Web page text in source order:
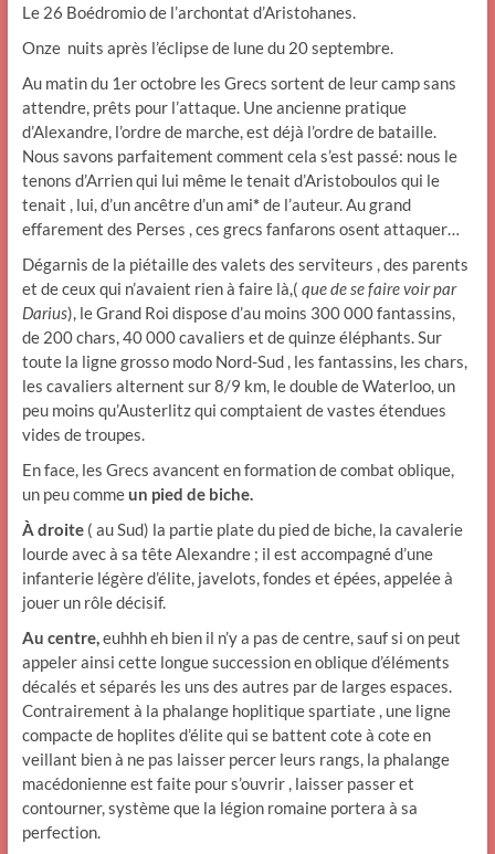
Le 26 Boédromio de l’archontat d’Aristohanes.
Onze nuits après l’éclipse de lune du 20 septembre.
Au matin du 1er octobre les Grecs sortent de leur camp sans
attendre, prêts pour l’attaque. Une ancienne pratique
d’Alexandre, l’ordre de marche, est déjà l’ordre de bataille.
Nous savons parfaitement comment cela s’est passé: nous le
tenons d’Arrien qui lui même le tenait d’Aristoboulos qui le
tenait , lui, d’un ancêtre d’un ami*de l’auteur. Au grand
effarement des Perses , ces grecs fanfarons osent attaquer…
Dégarnis de la piétaille des valets des serviteurs , des parents
et de ceux qui n’avaient rien à faire là,( que de se faire voir par
Darius), le Grand Roi dispose d’au moins 300 000 fantassins,
de 200 chars, 40 000 cavaliers et de quinze éléphants. Sur
toute la ligne grosso modo Nord-Sud , les fantassins, les chars,
les cavaliers alternent sur 8/9 km, le double de Waterloo, un
peu moins qu’Austerlitz qui comptaient de vastes étendues
vides de troupes.
En face, les Grecs avancent en formation de combat oblique,
un peu commeun pied de biche.
À droite ( au Sud) la partie plate du pied de biche, la cavalerie
lourde avec à sa tête Alexandre ; il est accompagné d’une
infanterie légère d’élite, javelots, fondes et épées, appelée à
jouer un rôle décisif.
Au centre,euhhh eh bien il n’y a pas de centre, sauf si on peut
appeler ainsi cette longue succession en oblique d’éléments
décalés et séparés les uns des autres par de larges espaces.
Contrairement à la phalange hoplitique spartiate , une ligne
compacte de hoplites d’élite qui se battent cote à cote en
veillant bien à ne pas laisser percer leurs rangs, la phalange
macédonienne est faite pour s’ouvrir , laisser passer et
contourner, système que la légion romaine portera à sa
perfection.